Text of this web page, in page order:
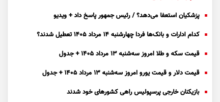
پزشکیان استعفا می‌دهد؟ / رئیس جمهور پاسخ داد + ویدیو
کدام ادارات و بانک‌ها فردا چهارشنبه ۱۴ مرداد ۱۴۰۵ تعطیل شدند؟
قیمت سکه و طلا امروز سه‌شنبه ۱۳ مرداد ۱۴۰۵ + جدول
قیمت دلار و قیمت یورو امروز سه‌شنبه ۱۳ مرداد ۱۴۰۵ + جدول
بازیکنان خارجی پرسپولیس راهی کشور‌های خود شدند